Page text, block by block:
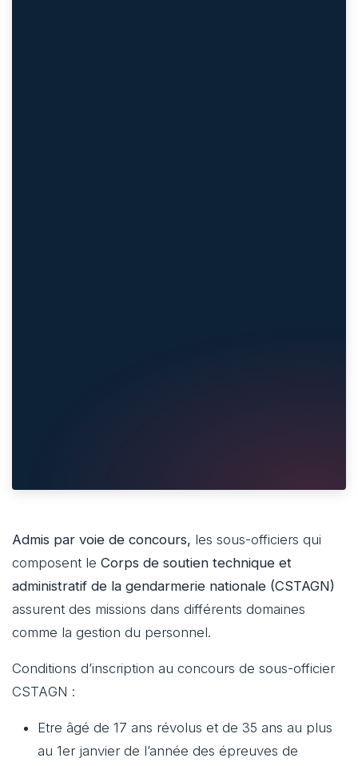
Admis par voie de concours, les sous-officiers qui
composent le Corps de soutien technique et
administratif de la gendarmerie nationale (CSTAGN)
assurent des missions dans différents domaines
comme la gestion du personnel.
Conditions d’inscription au concours de sous-officier
CSTAGN :
Etre âgé de 17 ans révolus et de 35 ans au plus
au 1er janvier de l’année des épreuves de